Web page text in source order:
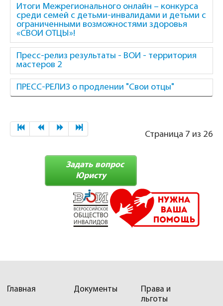
Итоги Межрегионального онлайн – конкурса
среди семей с детьми-инвалидами и детьми с
ограниченными возможностями здоровья
«СВОИ ОТЦЫ»!
Пресс-релиз результаты - ВОИ - территория
мастеров 2
ПРЕСС-РЕЛИЗ о продлении "Свои отцы"
Страница 7 из 26
Задать вопрос
Юристу
Главная Документы
Права и
льготы